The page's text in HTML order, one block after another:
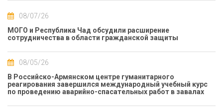
08/07/26
МОГО и Республика Чад обсудили расширение
сотрудничества в области гражданской защиты
08/05/26
В Российско-Армянском центре гуманитарного
реагирования завершился международный учебный курс
по проведению аварийно-спасательных работ в завалах